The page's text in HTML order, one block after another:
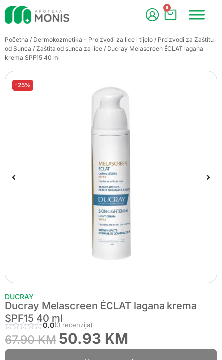
0
Početna / Dermokozmetika - Proizvodi za lice i tijelo / Proizvodi za Zaštitu
od Sunca / Zaštita od sunca za lice / Ducray Melascreen ÉCLAT lagana
krema SPF15 40 ml
-25%
DUCRAY
Ducray Melascreen ÉCLAT lagana krema
SPF15 40 ml
0.0(0 recenzija)
67.90KM 50.93 KM